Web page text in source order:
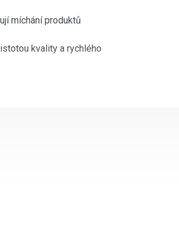
míchání produktů
kvality a rychlého